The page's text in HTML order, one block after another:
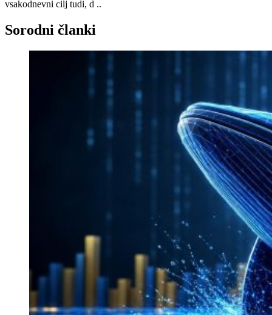
vsakodnevni cilj tudi, d ..
Sorodni članki